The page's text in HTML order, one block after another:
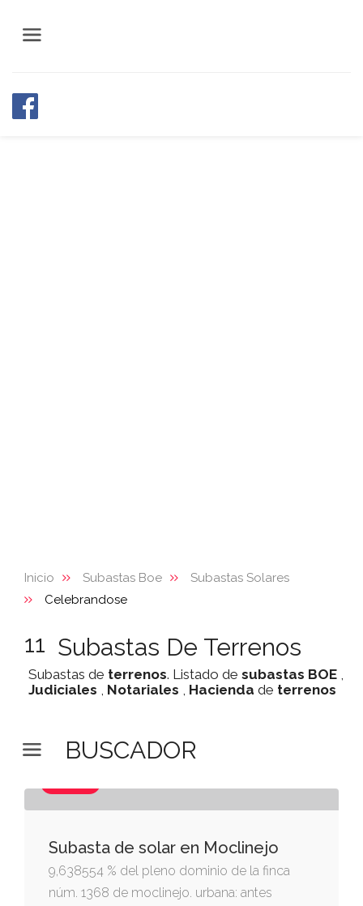
Inicio Subastas Boe
Subastas Solares
Celebrandose
11 Subastas De Terrenos
Subastas de terrenos. Listado de subastas BOE ,
Judiciales , Notariales , Hacienda de terrenos
BUSCADOR
Subasta de solar en Moclinejo
9,638554 % del pleno dominio de la finca
núm. 1368 de moclinejo. urbana: antes